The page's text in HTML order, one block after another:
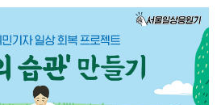
하
기
하
기